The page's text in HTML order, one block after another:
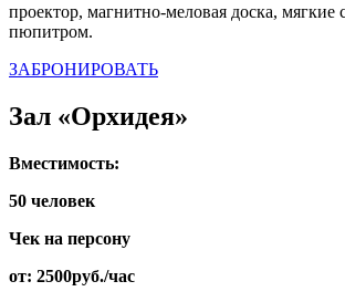
проектор, магнитно-меловая доска, мягкие
пюпитром.
ЗАБРОНИРОВАТЬ
Зал «Орхидея»
Вместимость:
50 человек
Чек на персону
от: 2500руб./час